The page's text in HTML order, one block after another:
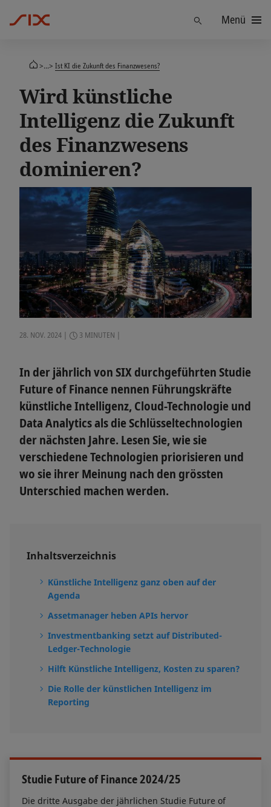
FindenMenü
>...> Ist KI die Zukunft des Finanzwesens?
Wird künstliche
Intelligenz die Zukunft
des Finanzwesens
dominieren?
28. NOV. 2024 3 MINUTEN
In der jährlich von SIX durchgeführten Studie
Future of Finance nennen Führungskräfte
künstliche Intelligenz, Cloud-Technologie und
Data Analytics als die Schlüsseltechnologien
der nächsten Jahre. Lesen Sie, wie sie
verschiedene Technologien priorisieren und
wo sie ihrer Meinung nach den grössten
Unterschied machen werden.
Inhaltsverzeichnis
Künstliche Intelligenz ganz oben auf der
Agenda
Assetmanager heben APIs hervor
Investmentbanking setzt auf Distributed-
Ledger-Technologie
Hilft Künstliche Intelligenz, Kosten zu sparen?
Die Rolle der künstlichen Intelligenz im
Reporting
Studie Future of Finance 2024/25
Die dritte Ausgabe der jährlichen Studie Future of